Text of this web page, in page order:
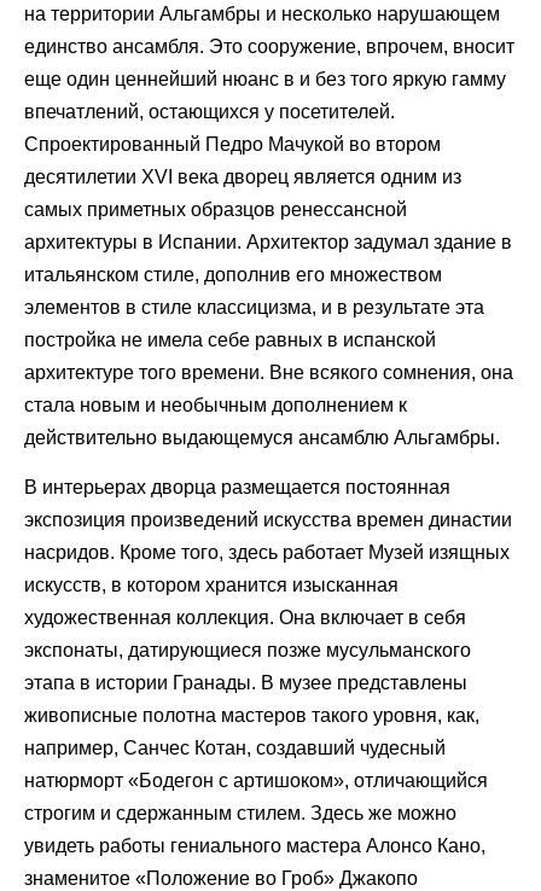
на территории Альгамбры и несколько нарушающем
единство ансамбля. Это сооружение, впрочем, вносит
еще один ценнейший нюанс в и без того яркую гамму
впечатлений, остающихся у посетителей.
Спроектированный Педро Мачукой во втором
десятилетии XVI века дворец является одним из
самых приметных образцов ренессансной
архитектуры в Испании. Архитектор задумал здание в
итальянском стиле, дополнив его множеством
элементов в стиле классицизма, и в результате эта
постройка не имела себе равных в испанской
архитектуре того времени. Вне всякого сомнения, она
стала новым и необычным дополнением к
действительно выдающемуся ансамблю Альгамбры.
В интерьерах дворца размещается постоянная
экспозиция произведений искусства времен династии
насридов. Кроме того, здесь работает Музей изящных
искусств, в котором хранится изысканная
художественная коллекция. Она включает в себя
экспонаты, датирующиеся позже мусульманского
этапа в истории Гранады. В музее представлены
живописные полотна мастеров такого уровня, как,
например, Санчес Котан, создавший чудесный
натюрморт «Бодегон с артишоком», отличающийся
строгим и сдержанным стилем. Здесь же можно
увидеть работы гениального мастера Алонсо Кано,
знаменитое «Положение во Гроб» Джакопо